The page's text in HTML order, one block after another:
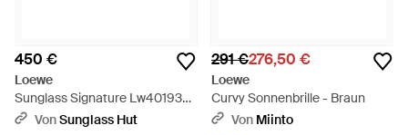
450 €
Loewe
Sunglass Signature Lw40193U
- Schwarz
VonSunglass Hut
291 €276,50 €
Loewe
Curvy Sonnenbrille - Braun
Von Miinto